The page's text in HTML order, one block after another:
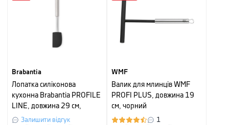
Brabantia
Лопатка силіконова
кухонна Brabantia PROFILE
LINE, довжина 29 см,
срібляста з чорним
Залишити відгук
WMF
Валик для млинців WMF
PROFI PLUS, довжина 19
см, чорний
1